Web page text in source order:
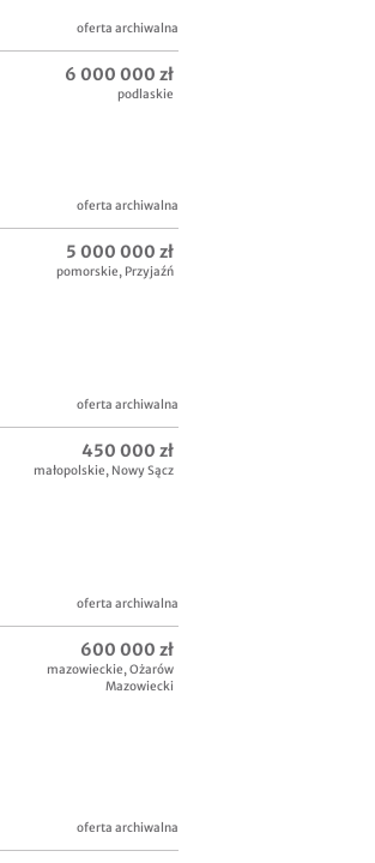
oferta archiwalna
6 000 000 zł
podlaskie
oferta archiwalna
5 000 000 zł
pomorskie, Przyjaźń
oferta archiwalna
450 000 zł
małopolskie, Nowy Sącz
oferta archiwalna
600 000 zł
mazowieckie,Ożarów
Mazowiecki
oferta archiwalna